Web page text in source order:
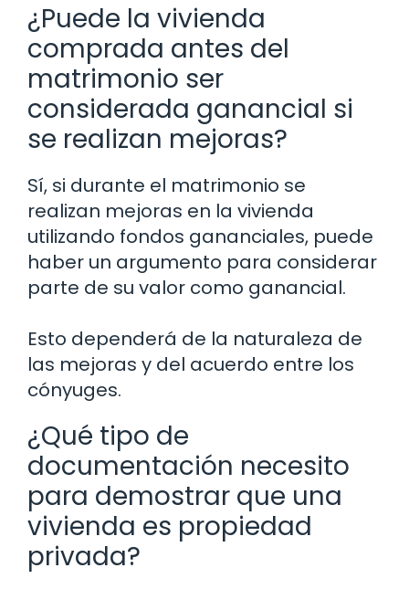
¿Puede la vivienda
comprada antes del
matrimonio ser
considerada ganancial si
se realizan mejoras?
Sí, si durante el matrimonio se
realizan mejoras en la vivienda
utilizando fondos gananciales, puede
haber un argumento para considerar
parte de su valor como ganancial.
Esto dependerá de la naturaleza de
las mejoras y del acuerdo entre los
cónyuges.
¿Qué tipo de
documentación necesito
para demostrar que una
vivienda es propiedad
privada?